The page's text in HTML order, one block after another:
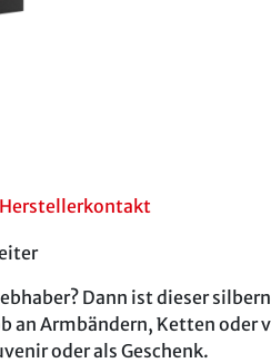
Herstellerkontakt
Dann ist dieser
an Armbändern, Ketten oder
oder als Geschenk.